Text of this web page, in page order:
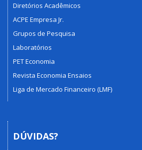
Diretórios Acadêmicos
ACPE Empresa Jr.
Grupos de Pesquisa
Laboratórios
PET Economia
Revista Economia Ensaios
Liga de Mercado Financeiro (LMF)
DÚVIDAS?